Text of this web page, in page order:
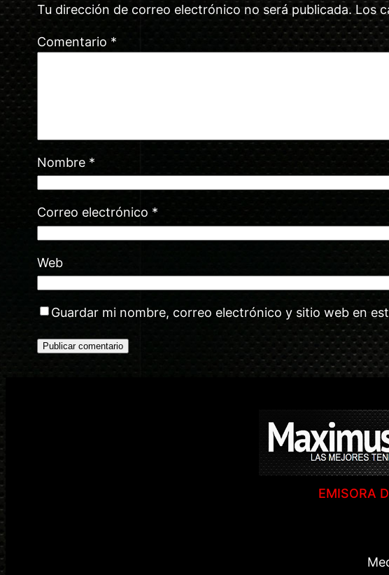
Tu dirección de correo electrónico no será publicada. Los
Comentario *
Nombre *
Correo electrónico *
Web
Guardar mi nombre, correo electrónico y sitio web en
EMISORA